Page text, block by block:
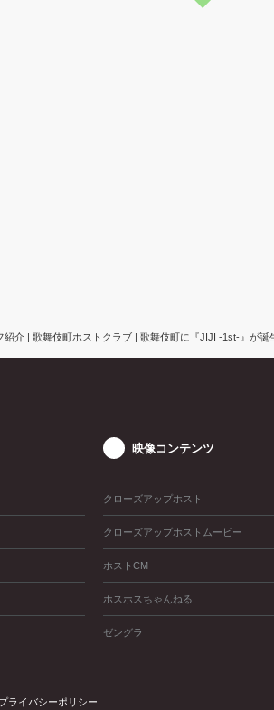
介 | 歌舞伎町ホストクラブ | 歌舞伎町に『JIJI -1st-』が
映像コンテンツ
クローズアップホスト
クローズアップホストムービー
ホストCM
ホスホスちゃんねる
ゼングラ
プライバシーポリシー